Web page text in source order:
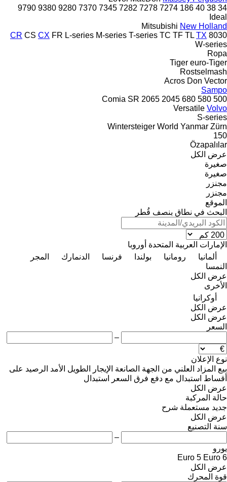
34
38
40
186
7274
7278
7282
7345
7370
9280
9380
9790
Ideal
Mitsubishi New Holland
8030
CR CS CX FR L-series M-series T-series TC TF TL TX
W-series
Ropa
Tiger euro-Tiger
Rostselmash
Acros Don Vector
Sampo
500
580
680
2045
2065
Comia SR
Versatile Volvo
S-series
Wintersteiger World Yanmar Zürn
150
Özapalılar
عرض الكل
صغيرة
صغيرة
مجنزر
مجنزر
الموقع
البحث في نطاق بنصف قُطر
الإمارات العربية المتحدة أوروبا
ألمانيا
رومانيا بولندا فرنسا الدنمارك
المجر
النمسا
عرض الكل
الأخرى
أوكرانيا
عرض الكل
عرض الكل
السعر
–
نوع الإعلان
بيع المزاد العلني من الجهة الصانعة الإيجار الطويل الأمد الرصيد على
أقساط استبدال مع دفع فرق السعر
استبدال
عرض الكل
حالة المركبة
جديد مستعملة شرح
عرض الكل
سنة التصنيع
–
يورو
Euro 5 Euro 6
عرض الكل
قوة المحرك